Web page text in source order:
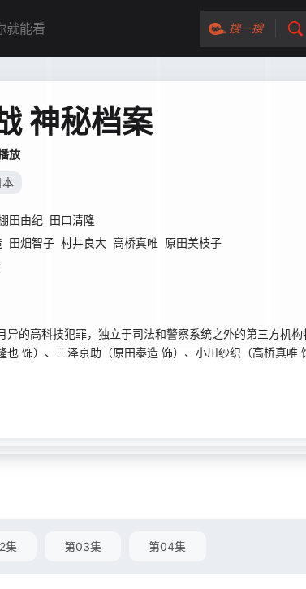
搜一搜
神秘档案
放
本
田由纪 田口清隆
田畑智子 村井良大 高桥真唯 原田美枝子
的高科技犯罪，独立于司法和警察系统之外的第三方机构
也 饰）、三泽京助（原田泰造 饰）、小川纱织（高桥真唯
集 第03集 第04集